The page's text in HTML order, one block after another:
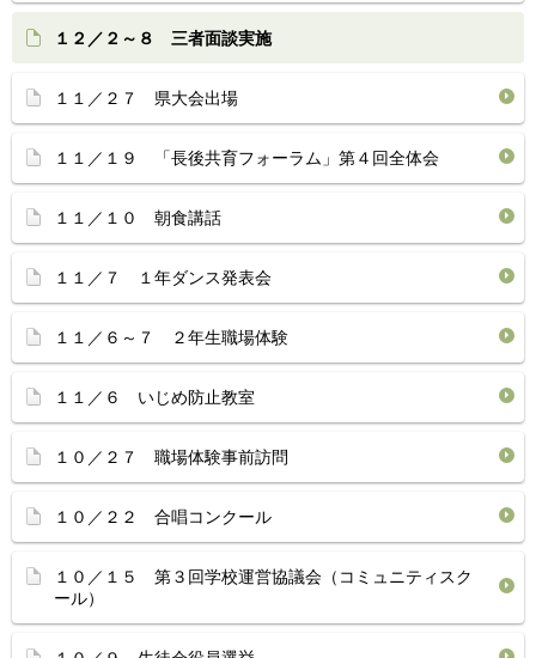
１２／２～８ 三者面談実施
１１／２７ 県大会出場
１１／１９ 「長後共育フォーラム」第４回全体会
１１／１０ 朝食講話
１１／７ １年ダンス発表会
１１／６～７ ２年生職場体験
１１／６ いじめ防止教室
１０／２７ 職場体験事前訪問
１０／２２ 合唱コンクール
１０／１５ 第３回学校運営協議会（コミュニティスク
ール）